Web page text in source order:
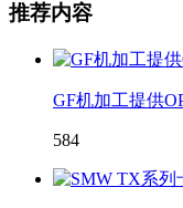
推荐内容
GF机加工提供
584